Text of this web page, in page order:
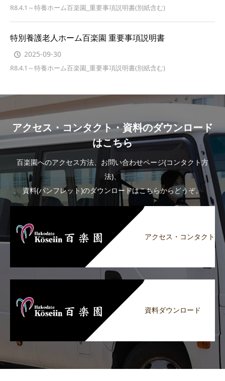
R8.4.1～特養ホーム百楽園_重要事項説明書(別紙含む)
特別養護老人ホーム百楽園 重要事項説明書
2025-09-30
R8.4.1～特養ホーム百楽園_重要事項説明書(別紙含む)
アクセス・コンタクト・資料のダウンロード
はこちら
百楽園へのアクセス方法、お問い合わせページ(コンタクト方
法)、
資料(パンフレット)のダウンロードはこちらからどうぞ。
アクセス・コンタクト
資料ダウンロード